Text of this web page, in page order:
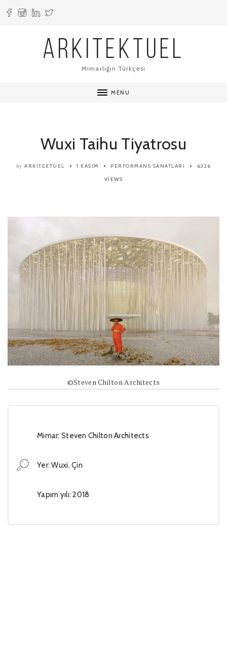
ARKITEKTUEL
Mimarlığın Türkçesi
MENU
Wuxi Taihu Tiyatrosu
by ARKITEKTUEL 1 KASIM PERFORMANS SANATLARI
6326
VIEWS
©Steven Chilton Architects
Mimar: Steven Chilton Architects
Yer: Wuxi, Çin
Yapım yılı: 2018